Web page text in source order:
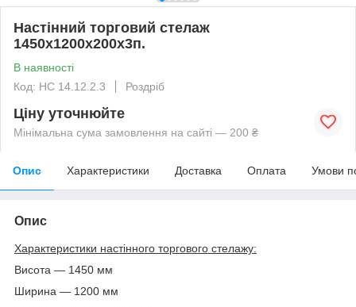
Настінний торговий стелаж
1450х1200х200х3п.
В наявності
Код: НС 14.12.2.3
Роздріб
Ціну уточнюйте
Мінімальна сума замовлення на сайті — 200 ₴
Опис Характеристики Доставка Оплата Умови
Опис
Характеристики настінного торгового стелажу:
Висота — 1450 мм
Ширина — 1200 мм